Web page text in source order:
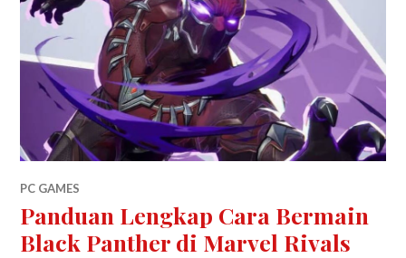
PC GAMES
Panduan Lengkap Cara Bermain
Black Panther di Marvel Rivals